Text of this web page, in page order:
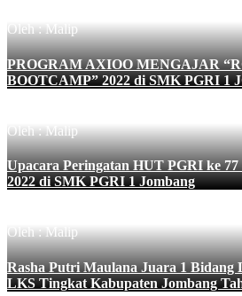
Oleh : Malip
PROGRAM AXIOO MENGAJAR
BOOTCAMP” 2022 di SMK PGRI 1
Oleh : Malip
Upacara Peringatan HUT PGRI ke
2022 di SMK PGRI 1 Jombang
Oleh : Malip
Rasha Putri Maulana Juara 1 Bidang
LKS Tingkat Kabupaten Jombang